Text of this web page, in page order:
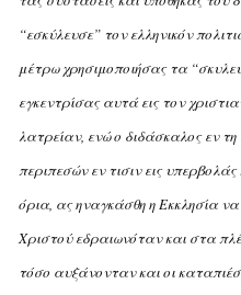
“εσκύλευσε” τον ελληνικόν
μέτρω χρησιμοποιήσας τα
εγκεντρίσας αυτά εις τον
λατρείαν, ενώ ο διδάσκαλος εν
περιπεσών εν τισιν εις
όρια, ας ηναγκάσθη η Eκκλησία
Xριστού εδραιωνόταν και στα
τόσο αυξάνονταν και οι